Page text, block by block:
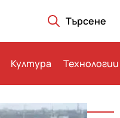
Търсене
Култура Технологии